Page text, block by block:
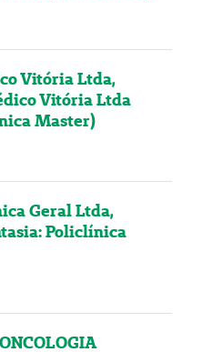
Vitória Ltda,
Vitória Ltda
Master)
Geral Ltda,
Policlínica